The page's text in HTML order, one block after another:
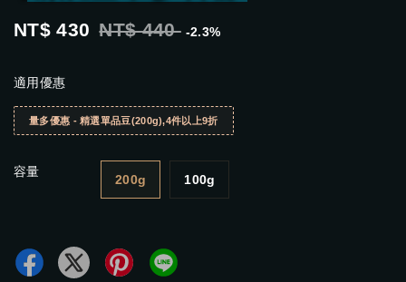
NT$ 430 NT$ 440 -2.3%
適用優惠
量多優惠 - 精選單品豆(200g),4件以上9折
容量
200g 100g